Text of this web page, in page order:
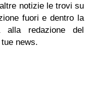
notizie le trovi su
fuori e dentro la
alla redazione del
news.